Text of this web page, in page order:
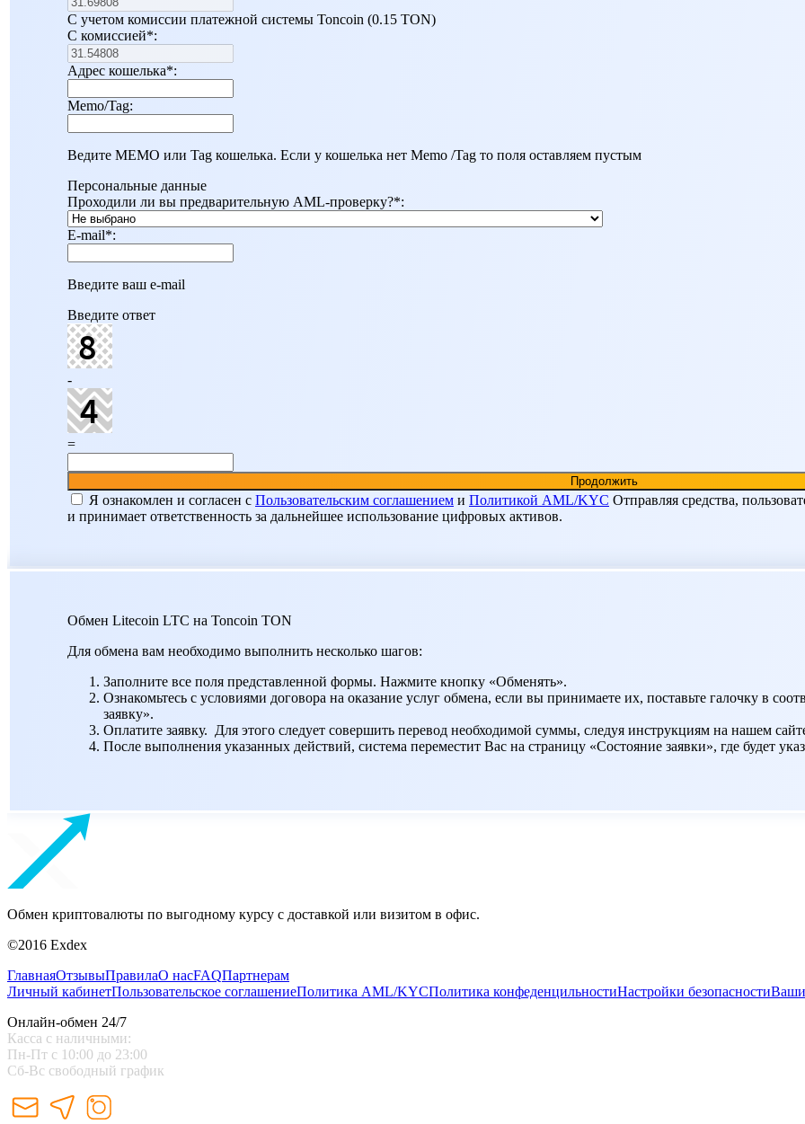
С учетом комиссии платежной системы Toncoin (0.15 TON)
С комиссией*:
Адрес кошелька*:
Memo/Tag:
Ведите MEMO или Tag кошелька. Если у кошелька нет Мemo /Tag то поля оставляем пустым
Персональные данные
Проходили ли вы предварительную AML-проверку?*:
E-mail*:
Введите ваш e-mail
Введите ответ
-
=
Я ознакомлен и согласен c Пользовательским соглашением и Политикой AML/KYC Отправляя средства,
и принимает ответственность за дальнейшее использование цифровых активов.
Обмен Litecoin LTC на Toncoin TON
Для обмена вам необходимо выполнить несколько шагов:
Заполните все поля представленной формы. Нажмите кнопку «Обменять».
Ознакомьтесь с условиями договора на оказание услуг обмена, если вы принимаете их, поставьте галочку в
заявку».
Оплатите заявку. Для этого следует совершить перевод необходимой суммы, следуя инструкциям на нашем
После выполнения указанных действий, система переместит Вас на страницу «Состояние заявки», где будет
Обмен криптовалюты по выгодному курсу с доставкой или визитом в офис.
©2016 Exdex
ГлавнаяОтзывыПравилаО насFAQПартнерам
Личный кабинетПользовательское соглашениеПолитика AML/KYCПолитика конфеденцильностиНастройки безопасностиВаши
Онлайн-обмен 24/7
Касса с наличными:
Пн-Пт с 10:00 до 23:00
Сб-Вс свободный график